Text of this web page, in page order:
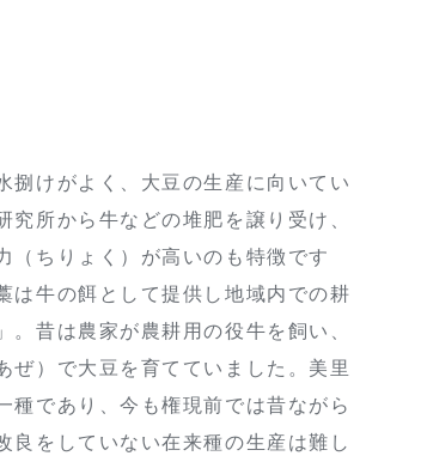
捌けがよく、大豆の生産に向いてい
究所から牛などの堆肥を譲り受け、
（ちりょく）が高いのも特徴です
は牛の餌として提供し地域内での耕
昔は農家が農耕用の役牛を飼い、
ぜ）で大豆を育てていました。美里
種であり、今も権現前では昔ながら
良をしていない在来種の生産は難し